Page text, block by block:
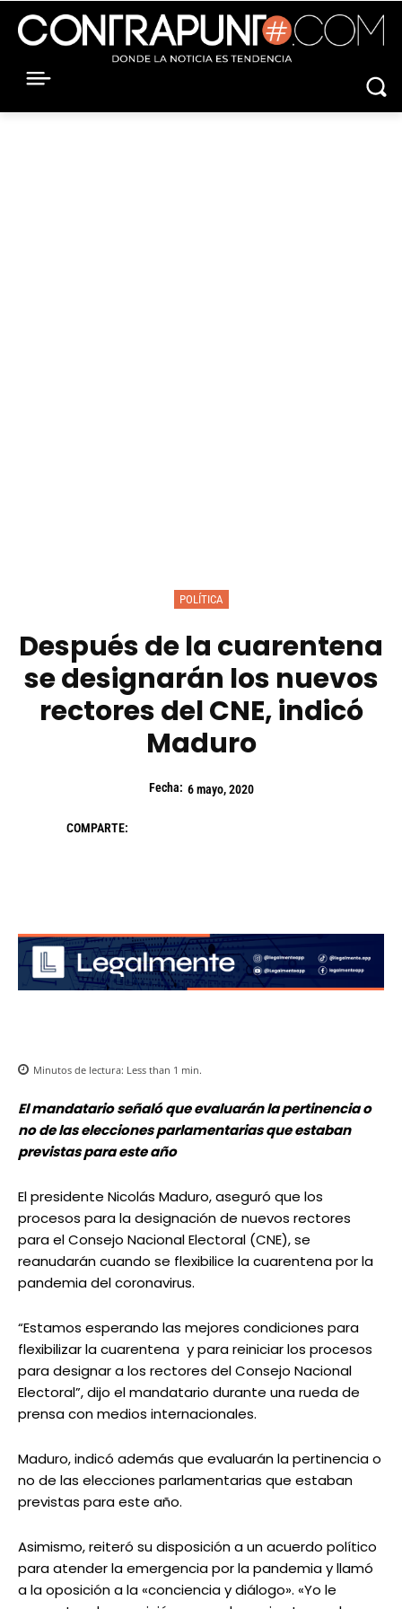
POLÍTICA
Después de la cuarentena
se designarán los nuevos
rectores del CNE, indicó
Maduro
Fecha: 6 mayo, 2020
COMPARTE:
Minutos de lectura: Less than 1 min.
El mandatario señaló que evaluarán la pertinencia o
no de las elecciones parlamentarias que estaban
previstas para este año
El presidente Nicolás Maduro, aseguró que los
procesos para la designación de nuevos rectores
para el Consejo Nacional Electoral (CNE), se
reanudarán cuando se flexibilice la cuarentena por la
pandemia del coronavirus.
“Estamos esperando las mejores condiciones para
flexibilizar la cuarentena y para reiniciar los procesos
para designar a los rectores del Consejo Nacional
Electoral”, dijo el mandatario durante una rueda de
prensa con medios internacionales.
Maduro, indicó además que evaluarán la pertinencia o
no de las elecciones parlamentarias que estaban
previstas para este año.
Asimismo, reiteró su disposición a un acuerdo político
para atender la emergencia por la pandemia y llamó
a la oposición a la «conciencia y diálogo». «Yo le